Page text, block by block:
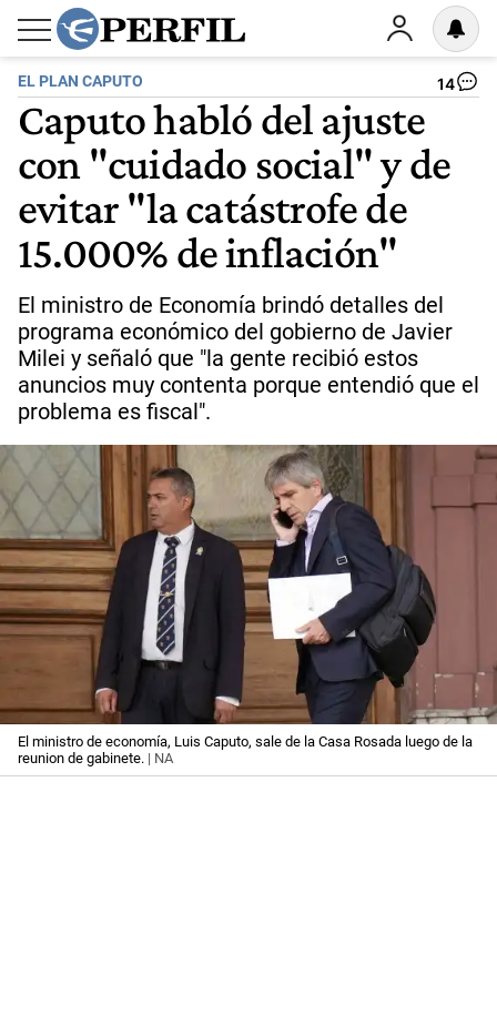
EL PLAN CAPUTO 14
Caputo habló del ajuste
con "cuidado social" y de
evitar "la catástrofe de
15.000% de inflación"
El ministro de Economía brindó detalles del
programa económico del gobierno de Javier
Milei y señaló que "la gente recibió estos
anuncios muy contenta porque entendió que el
problema es fiscal".
El ministro de economía, Luis Caputo, sale de la Casa Rosada luego de la
reunion de gabinete. | NA